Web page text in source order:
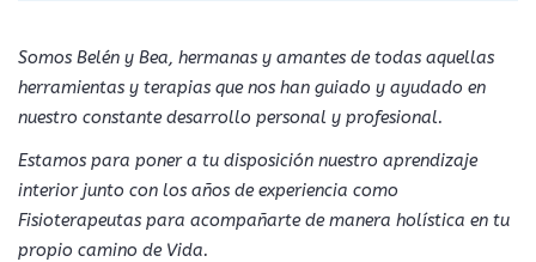
Somos Belén y Bea, hermanas y amantes de todas aquellas
herramientas y terapias que nos han guiado y ayudado en
nuestro constante desarrollo personal y profesional.
Estamos para poner a tu disposición nuestro aprendizaje
interior junto con los años de experiencia como
Fisioterapeutas para acompañarte de manera holística en tu
propio camino de Vida.